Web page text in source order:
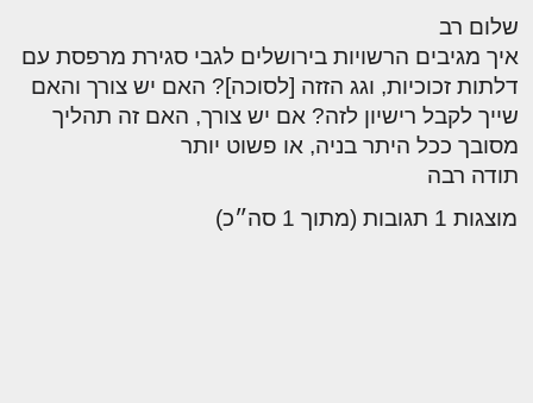
שלום רב
איך מגיבים הרשויות בירושלים לגבי סגירת מרפסת עם
דלתות זכוכיות, וגג הזזה [לסוכה]? האם יש צורך והאם
שייך לקבל רישיון לזה? אם יש צורך, האם זה תהליך
מסובך ככל היתר בניה, או פשוט יותר
תודה רבה
מוצגות 1 תגובות (מתוך 1 סה״כ)